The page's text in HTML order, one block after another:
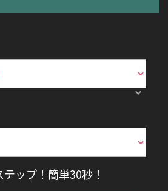
テップ！簡単30秒！